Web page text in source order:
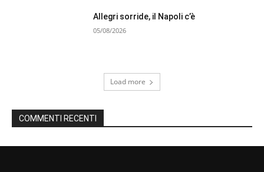
Allegri sorride, il Napoli c’è
05/08/2026
Load more
COMMENTI RECENTI